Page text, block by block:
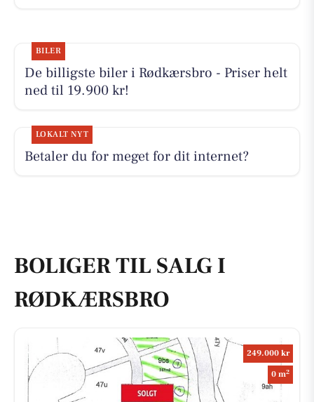
BILER
De billigste biler i Rødkærsbro - Priser helt
ned til 19.900 kr!
LOKALT NYT
Betaler du for meget for dit internet?
BOLIGER TIL SALG I
RØDKÆRSBRO
249.000 kr
0 m2